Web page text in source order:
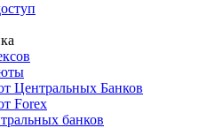
Центральных Банков
Forex
банков